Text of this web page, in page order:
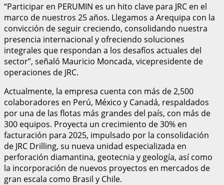
“Participar en PERUMIN es un hito clave para JRC en el
marco de nuestros 25 años. Llegamos a Arequipa con la
convicción de seguir creciendo, consolidando nuestra
presencia internacional y ofreciendo soluciones
integrales que respondan a los desafíos actuales del
sector”, señaló Mauricio Moncada, vicepresidente de
operaciones de JRC.
Actualmente, la empresa cuenta con más de 2,500
colaboradores en Perú, México y Canadá, respaldados
por una de las flotas más grandes del país, con más de
300 equipos. Proyecta un crecimiento de 30% en
facturación para 2025, impulsado por la consolidación
de JRC Drilling, su nueva unidad especializada en
perforación diamantina, geotecnia y geología, así como
la incorporación de nuevos proyectos en mercados de
gran escala como Brasil y Chile.